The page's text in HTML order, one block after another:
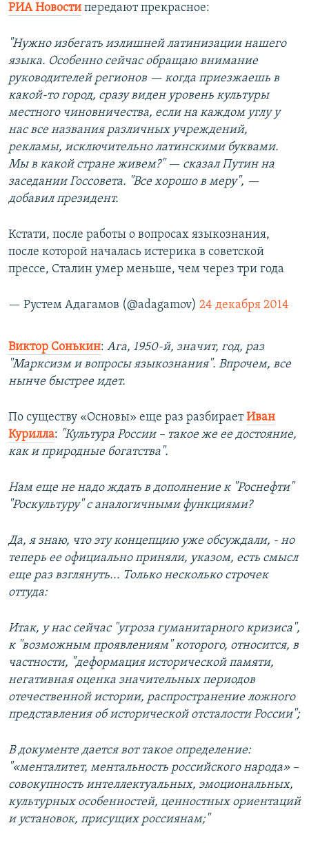
РИА Новости передают прекрасное:
"Нужно избегать излишней латинизации нашего
языка. Особенно сейчас обращаю внимание
руководителей регионов — когда приезжаешь в
какой-то город, сразу виден уровень культуры
местного чиновничества, если на каждом углу у
нас все названия различных учреждений,
рекламы, исключительно латинскими буквами.
Мы в какой стране живем?" — сказал Путин на
заседании Госсовета. "Все хорошо в меру", —
добавил президент.
Кстати, после работы о вопросах языкознания,
после которой началась истерика в советской
прессе, Сталин умер меньше, чем через три года
— Рустем Адагамов (@adagamov) 24 декабря 2014
Виктор Сонькин: Ага, 1950-й, значит, год, раз
"Марксизм и вопросы языкознания". Впрочем, все
нынче быстрее идет.
По существу «Основы» еще раз разбирает Иван
Курилла: "Культура России – такое же ее достояние,
как и природные богатства".
Нам еще не надо ждать в дополнение к "Роснефти"
"Роскультуру" с аналогичными функциями?
Да, я знаю, что эту концепцию уже обсуждали, - но
теперь ее официально приняли, указом, есть смысл
еще раз взглянуть... Только несколько строчек
оттуда:
Итак, у нас сейчас "угроза гуманитарного кризиса",
к "возможным проявлениям" которого, относится, в
частности, "деформация исторической памяти,
негативная оценка значительных периодов
отечественной истории, распространение ложного
представления об исторической отсталости России";
В документе дается вот такое определение:
"«менталитет, ментальность российского народа» –
совокупность интеллектуальных, эмоциональных,
культурных особенностей, ценностных ориентаций
и установок, присущих россиянам;"